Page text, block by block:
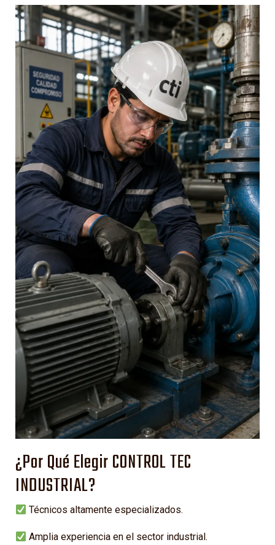
¿Por Qué Elegir CONTROL TEC
INDUSTRIAL?
Técnicos altamente especializados.
Amplia experiencia en el sector industrial.